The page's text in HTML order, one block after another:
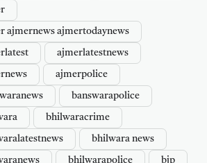
ajmernews ajmertodaynews
ajmerlatestnews
ajmerpolice
banswarapolice
bhilwaracrime
bhilwara news
bhilwarapolice bjp